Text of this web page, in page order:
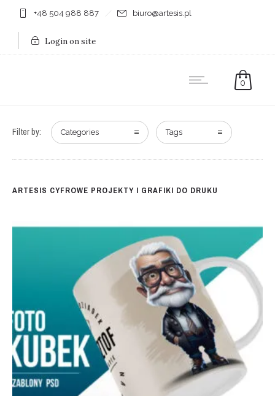
+48 504 988 887 biuro@artesis.pl
Login on site
0
Filter by: Categories Tags
ARTESIS CYFROWE PROJEKTY I GRAFIKI DO DRUKU